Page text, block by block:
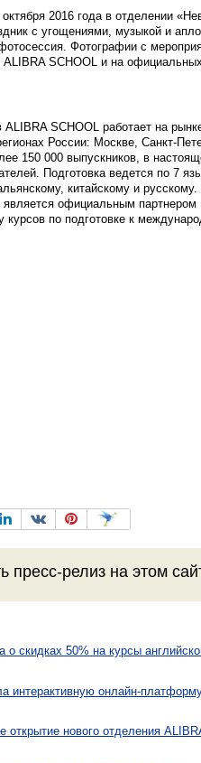
2016 года в отделении
с угощениями, музыкой и
Фотографии с
SCHOOL и на
SCHOOL работает на
России: Москве, Санкт-
150 000 выпускников, в
Подготовка ведется по 7
китайскому и
официальным партнером
курсов по подготовке к
пресс-релизна этом
о скидках 50% на курсы
интерактивную онлайн-
открытие нового отделения